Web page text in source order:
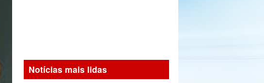
Notícias mais lidas